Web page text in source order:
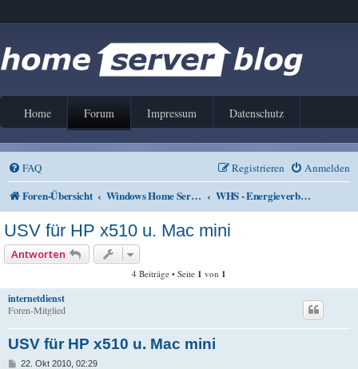
Home Forum Impressum Datenschutz
FAQ Anmelden
Registrieren
Foren-Übersicht Windows Home Server V1 und 2011 WHS - Energieverbrauch
USV für HP x510 u. Mac mini
Antworten
4 Beiträge • Seite 1 von 1
internetdienst
Foren-Mitglied
USV für HP x510 u. Mac mini
B22. Okt 2010, 02:29